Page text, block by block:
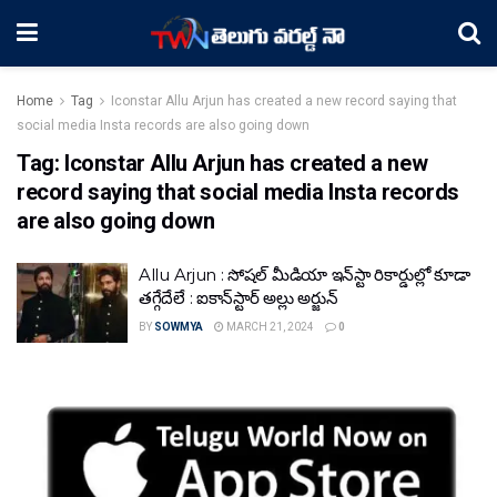
Home Tag
Iconstar Allu Arjun has created a new record saying that
social media Insta records are also going down
Tag: Iconstar Allu Arjun has created a new
record saying that social media Insta records
are also going down
Allu Arjun : సోష‌ల్ మీడియా ఇన్‌స్టా రికార్డుల్లో కూడా
తగ్గేదేలే : ఐకాన్‌స్టార్ అల్లు అర్జున్
BY SOWMYA MARCH 21, 2024 0